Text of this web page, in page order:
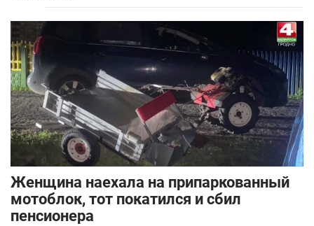
Женщина наехала на припаркованный
мотоблок, тот покатился и сбил
пенсионера